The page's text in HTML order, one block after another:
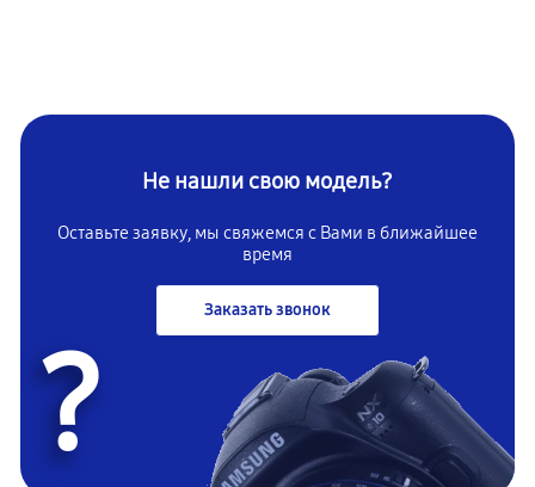
Не нашли свою модель?
Оставьте заявку, мы свяжемся с Вами в ближайшее
время
Заказать звонок
?